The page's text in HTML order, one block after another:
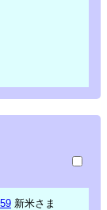
新米さま